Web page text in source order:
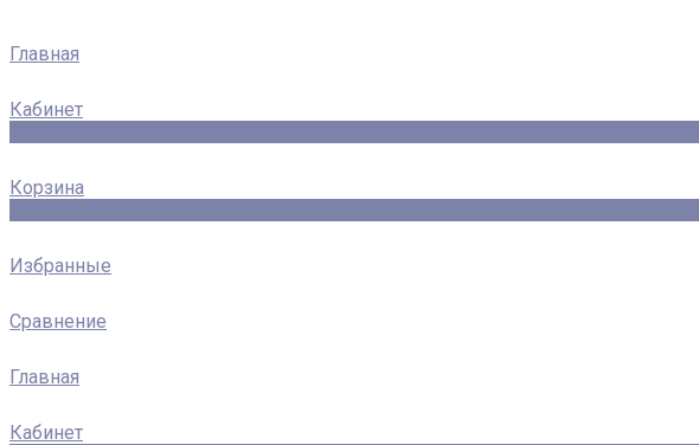
Главная
Кабинет
Корзина
Избранные
Сравнение
Главная
Кабинет